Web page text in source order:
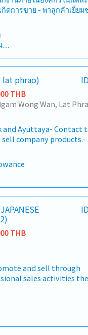
Project
with engineering,
teams to ensure
from bidding
Sales
sales targets
revenue
&amp; Site
presentations,
site visits to
and
Allowance (per day)
ดการขาย - พาลูกค้าเยี่ยมช
เกี่ยวข้อง เพื่อให้ได้มาซึ่ง
าคาอย่างครอบคลุม - ร่วม
กแบบ, เสนอแนะ และจัดท
สอบ - สั่งงานพัฒนา
รผลิตล่วง
ภาวะที่เหมาะสม เพื่อตอบ
าต้องการหรือต่อรองกับ
มกับกำลังผลิต - ติดตาม
น่วยงานภายใน ให้สภาวะข
ข้อกำหนด อาทิเช่น สภาวะ
อย่าง, สภาวะการตั้ง
ฯลฯ ทั้งนี้ เพื่อบรรลุจุด
จและส่งออกได้ตามกำหนด -
ลูกค้า กรณีล่าช้าเกินกำหนด
ยปี
นอยู่กับการพิจารณาของผู้
พ้นเซรามิก กิจกรรมประจำ
ริษัท (ลู่วิ่ง เวท จักรยาน)
งไปต่างประเทศ)
lat phrao)
THB
and Ayuttaya- Contact
company products.-
order to find products to
Penetrate
to make sales
customer in new
and sell company
company products and
Plan sales target and
between
Quick support and
there are any
probation
※If the
use own car.)
THB
and sell through
sales activities the
and its associated
presentations and
Develop sales to achieve
market share.-
at all levels